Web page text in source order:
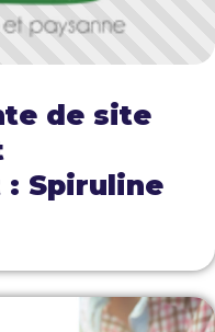
de site
Spiruline